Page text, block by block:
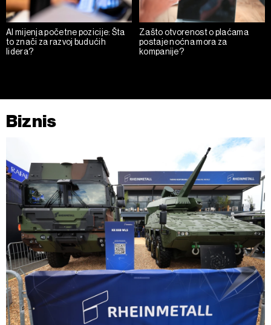
AI mijenja početne pozicije: Šta
to znači za razvoj budućih
lidera?
Zašto otvorenost o plaćama
postaje noćna mora za
kompanije?
Biznis